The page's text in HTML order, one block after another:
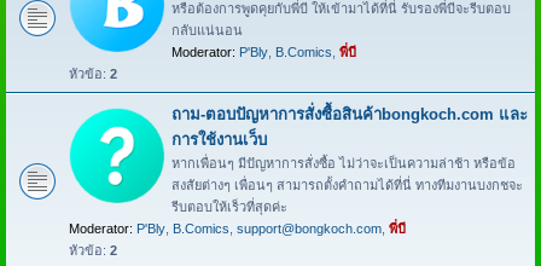
หรือต้องการพูดคุยกับพี่บี ให้เข้ามาได้ที่นี่ รับรองพี่บีจะรีบตอบ
กลับแน่นอน
Moderator: P'Bly B.Comics พี่บี
หัวข้อ: 2
ถาม-ตอบปัญหาการสั่งซื้อสินค้าbongkoch.com และ
การใช้งานเว็บ
หากเพื่อนๆ มีปัญหาการสั่งซื้อ ไม่ว่าจะเป็นความล่าช้า หรือข้อ
สงสัยต่างๆ เพื่อนๆ สามารถตั้งคำถามได้ที่นี่ ทางทีมงานบงกชจะ
รีบตอบให้เร็วที่สุดค่ะ
Moderator: P'Bly B.Comics support@bongkoch.com พี่บี
หัวข้อ: 2